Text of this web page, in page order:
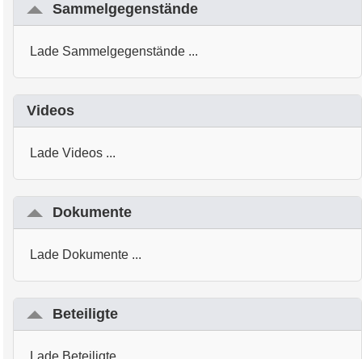
Sammelgegenstände
Lade Sammelgegenstände ...
Videos
Lade Videos ...
Dokumente
Lade Dokumente ...
Beteiligte
Lade Beteiligte ...